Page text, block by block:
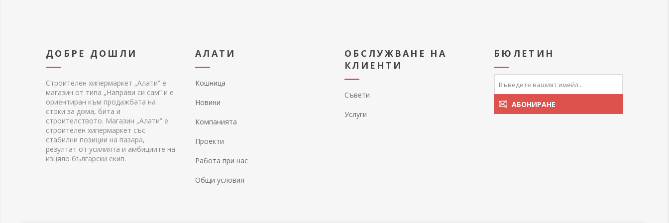
ДОБРЕ ДОШЛИ
Строителен хипермаркет „Алати” е
магазин от типа „Направи си сам” и е
ориентиран към продажбата на
стоки за дома, бита и
строителството. Магазин „Алати” е
строителен хипермаркет със
стабилни позиции на пазара,
резултат от усилията и амбициите на
изцяло български екип.
АЛАТИ
Кошница
Новини
Компанията
Проекти
Работа при нас
Общи условия
ОБСЛУЖВАНЕ НА
КЛИЕНТИ
Съвети
Услуги
БЮЛЕТИН